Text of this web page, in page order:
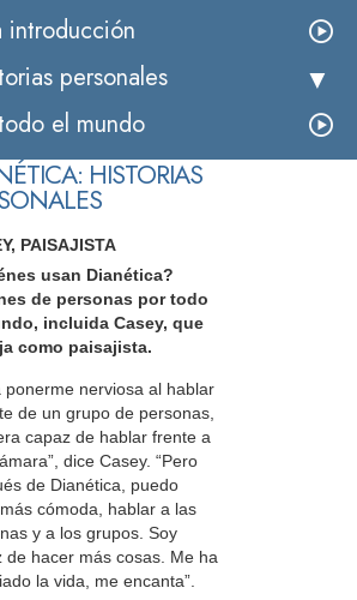
introducción
personales
el mundo
HISTORIAS
PAISAJISTA
usan Dianética?
de personas por todo
incluida Casey, que
como paisajista.
ponerme nerviosa al hablar
de un grupo de personas,
capaz de hablar frente a
dice Casey. “Pero
de Dianética, puedo
cómoda, hablar a las
y a los grupos. Soy
de hacer más cosas. Me ha
la vida, me encanta”.